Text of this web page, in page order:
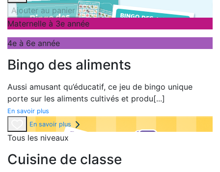
Ajouter au panier
Maternelle à 3e année
4e à 6e année
Bingo des aliments
Aussi amusant qu’éducatif, ce jeu de bingo unique
porte sur les aliments cultivés et produ[...]
En savoir plus
En savoir plus
Tous les niveaux
Cuisine de classe